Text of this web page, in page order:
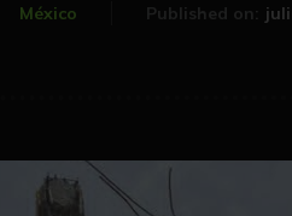
México Published on: